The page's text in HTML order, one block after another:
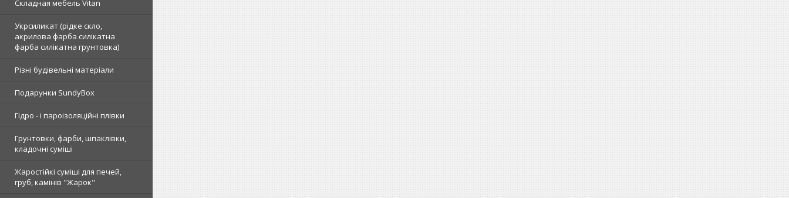
Складная мебель Vitan
Укрсиликат (рідке скло,
акрилова фарба силікатна
фарба силікатна грунтовка)
Різні будівельні матеріали
Подарунки SundyBox
Гідро - і пароізоляційні плівки
Грунтовки, фарби, шпаклівки,
кладочні суміші
Жаростійкі суміші для печей,
груб, камінів "Жарок"